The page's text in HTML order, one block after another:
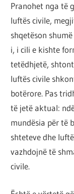
Pranohet nga të
luftës civile,
shqetëson
i, i cili e kishte
tetëdhjetë,
luftës civile
botërore. Pas
të jetë aktual:
mundësia për të
shteteve dhe
vazhdojnë të
civile.